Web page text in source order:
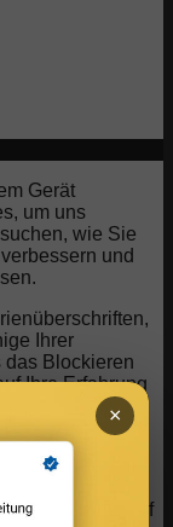
Gerät
um uns
wie Sie
und
Ihrer
das Blockieren
Ihre Erfahrung
kann, die
um Ihnen die auf
×